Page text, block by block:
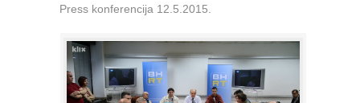
Press konferencija 12.5.2015.